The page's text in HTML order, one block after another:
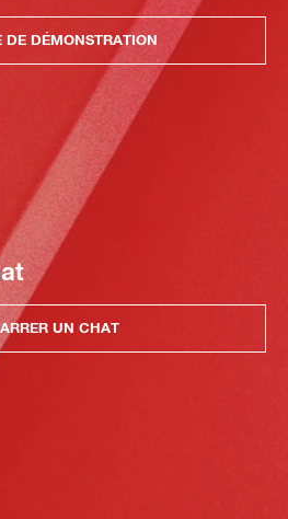
DE DÉMONSTRATION
UN CHAT